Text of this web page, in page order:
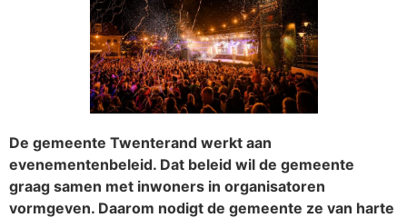
De gemeente Twenterand werkt aan
evenementenbeleid. Dat beleid wil de gemeente
graag samen met inwoners in organisatoren
vormgeven. Daarom nodigt de gemeente ze van harte